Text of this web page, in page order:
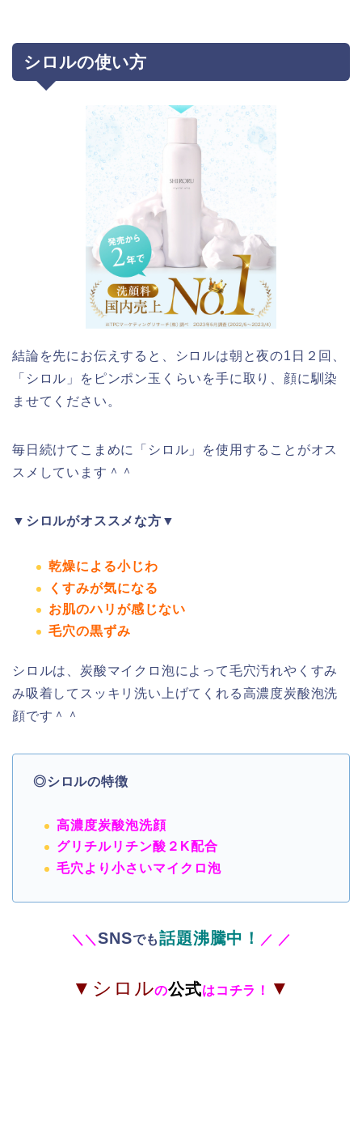
シロルの使い方
結論を先にお伝えすると、 シロルは朝と夜の1日２回、
「シロル」をピンポン玉くらいを手に取り、顔に馴染
ませてください。
毎日続けてこまめに「シロル」を使用することがオス
スメしています＾＾
▼シロルがオススメな方▼
乾燥による小じわ
くすみが気になる
お肌のハリが感じない
毛穴の黒ずみ
シロルは、炭酸マイクロ泡によって毛穴汚れやくすみ
み吸着してスッキリ洗い上げてくれる高濃度炭酸泡洗
顔です ＾＾
◎シロルの特徴
高濃度炭酸泡洗顔
グリチルリチン酸２K配合
毛穴より小さいマイクロ泡
＼ ＼SNSでも話題沸騰中！ ／ ／
▼シロルの公式はコチラ！ ▼